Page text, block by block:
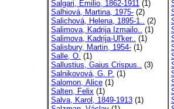
Salgari, Emilio, 1862-1911 (1)
Salhiová, Martina, 1975- (2)
Salichová, Helena, 1895-1.. (2)
Salimova, Kadrija Izmailo.. (1)
Salimova, Kadrija-Ul'ker.. (1)
Salisbury, Martin, 1954- (1)
Salle, O. (1)
Sallustius, Gaius Crispus.. (3)
Salnikovová, G. P. (1)
Salomon, Alice (1)
Salten, Felix (1)
Salva, Karol, 1849-1913 (1)